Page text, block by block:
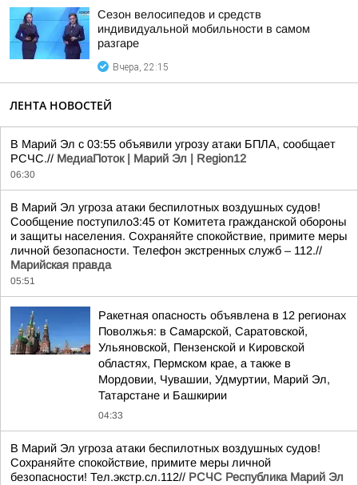
Сезон велосипедов и средств
индивидуальной мобильности в самом
разгаре
Вчера, 22:15
ЛЕНТА НОВОСТЕЙ
В Марий Эл с 03:55 объявили угрозу атаки БПЛА, сообщает
РСЧС.// МедиаПоток | Марий Эл | Region12
06:30
В Марий Эл угроза атаки беспилотных воздушных судов!
Сообщение поступило3:45 от Комитета гражданской обороны
и защиты населения. Сохраняйте спокойствие, примите меры
личной безопасности. Телефон экстренных служб – 112.//
Марийская правда
05:51
Ракетная опасность объявлена в 12 регионах
Поволжья: в Самарской, Саратовской,
Ульяновской, Пензенской и Кировской
областях, Пермском крае, а также в
Мордовии, Чувашии, Удмуртии, Марий Эл,
Татарстане и Башкирии
04:33
В Марий Эл угроза атаки беспилотных воздушных судов!
Сохраняйте спокойствие, примите меры личной
безопасности! Тел.экстр.сл.112// РСЧС Республика Марий Эл